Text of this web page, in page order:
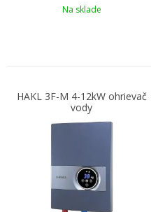
Na sklade
HAKL 3F-M 4-12kW ohrievač
vody